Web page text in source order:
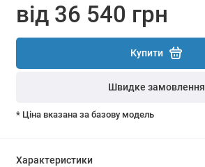
від 36 540 грн
Купити
Швидке замовлення
* Ціна вказана за базову модель
Характеристики